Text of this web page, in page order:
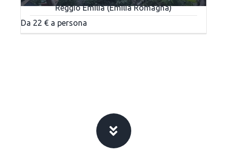
Reggio Emilia (Emilia Romagna)
Da 22 € a persona